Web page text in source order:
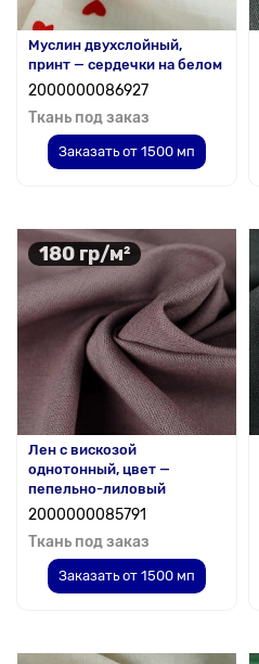
Муслин двухслойный,
принт — сердечки на белом
2000000086927
Ткань под заказ
Заказать от 1500 мп
180 гр/м²
Лен с вискозой
однотонный, цвет —
пепельно-лиловый
2000000085791
Ткань под заказ
Заказать от 1500 мп